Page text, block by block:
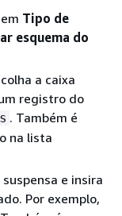
Tipo de
esquema do
a caixa
registro do
. Também é
na lista
e insira
Por exemplo,